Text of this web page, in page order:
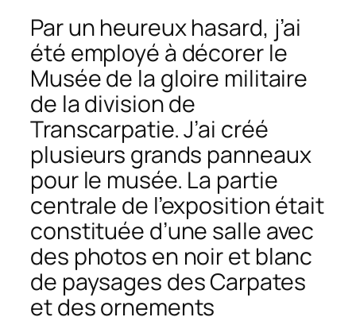
Par un heureux hasard, j’ai
été employé à décorer le
Musée de la gloire militaire
de la division de
Transcarpatie. J’ai créé
plusieurs grands panneaux
pour le musée. La partie
centrale de l’exposition était
constituée d’une salle avec
des photos en noir et blanc
de paysages des Carpates
et des ornements